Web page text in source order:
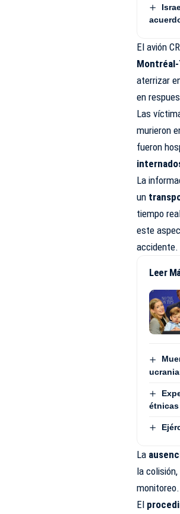
El avión
aterrizar
en
Las
murieron
fueron
La
un
tiempo
este
accidente.
Leer
étnicas
La
la
monitoreo.
El